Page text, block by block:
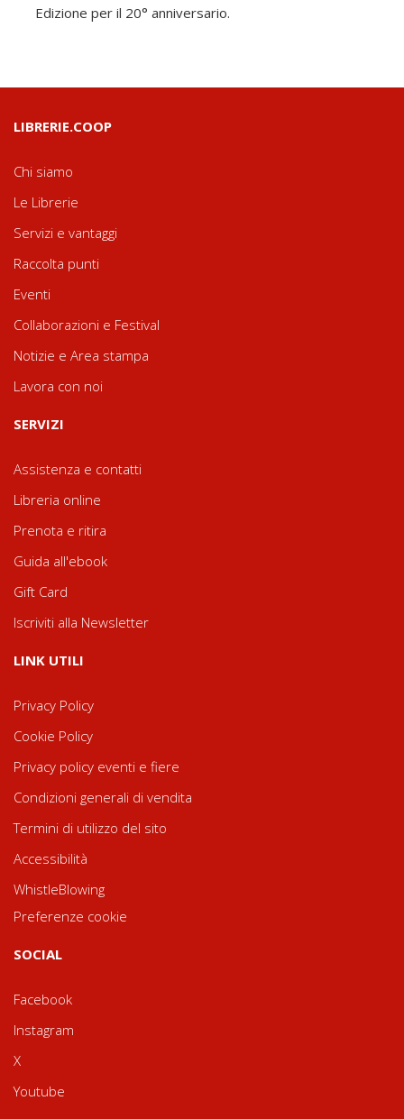
Edizione per il 20° anniversario.
LIBRERIE.COOP
Chi siamo
Le Librerie
Servizi e vantaggi
Raccolta punti
Eventi
Collaborazioni e Festival
Notizie e Area stampa
Lavora con noi
SERVIZI
Assistenza e contatti
Libreria online
Prenota e ritira
Guida all'ebook
Gift Card
Iscriviti alla Newsletter
LINK UTILI
Privacy Policy
Cookie Policy
Privacy policy eventi e fiere
Condizioni generali di vendita
Termini di utilizzo del sito
Accessibilità
WhistleBlowing
Preferenze cookie
SOCIAL
Facebook
Instagram
X
Youtube